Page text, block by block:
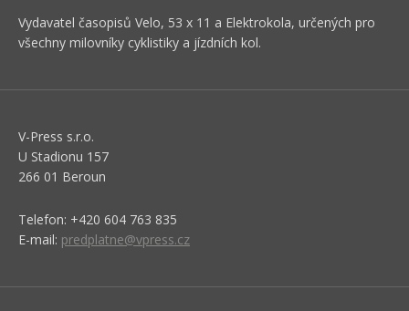
Vydavatel časopisů Velo, 53 x 11 a Elektrokola, určených pro
všechny milovníky cyklistiky a jízdních kol.
V-Press s.r.o.
U Stadionu 157
266 01 Beroun
Telefon: +420 604 763 835
E-mail: predplatne@vpress.cz